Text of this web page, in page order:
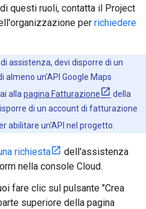
questi ruoli, contatta il Project
per richiedere
assistenza, devi disporre di un
un'API Google Maps
alla pagina Fatturazione
della
di un account di fatturazione
abilitare un'API nel progetto.
richiesta
dell'assistenza
nella console Cloud.
fare clic sul pulsante "Crea
superiore della pagina